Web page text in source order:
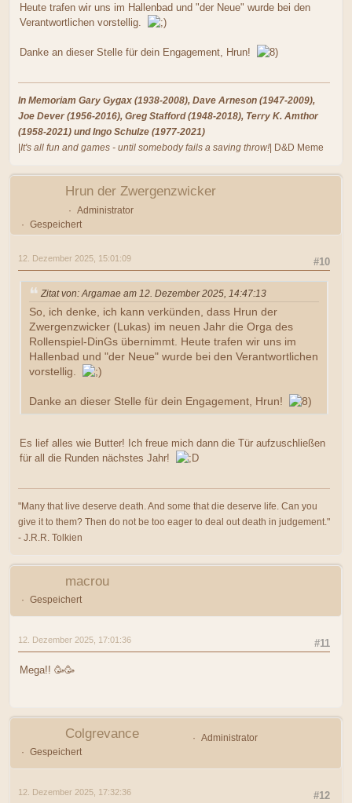
Heute trafen wir uns im Hallenbad und "der Neue" wurde bei den
Verantwortlichen vorstellig.
Danke an dieser Stelle für dein Engagement, Hrun!
In Memoriam Gary Gygax (1938-2008), Dave Arneson (1947-2009),
Joe Dever (1956-2016), Greg Stafford (1948-2018), Terry K. Amthor
(1958-2021) und Ingo Schulze (1977-2021)
|It's all fun and games - until somebody fails a saving throw!| D&D Meme
Hrun der Zwergenzwicker
Administrator
Gespeichert
#10
12. Dezember 2025, 15:01:09
Zitat von: Argamae am 12. Dezember 2025, 14:47:13
So, ich denke, ich kann verkünden, dass Hrun der
Zwergenzwicker (Lukas) im neuen Jahr die Orga des
Rollenspiel-DinGs übernimmt. Heute trafen wir uns im
Hallenbad und "der Neue" wurde bei den Verantwortlichen
vorstellig.
Danke an dieser Stelle für dein Engagement, Hrun!
Es lief alles wie Butter! Ich freue mich dann die Tür aufzuschließen
für all die Runden nächstes Jahr!
"Many that live deserve death. And some that die deserve life. Can you
give it to them? Then do not be too eager to deal out death in judgement."
- J.R.R. Tolkien
macrou
Gespeichert
#11
12. Dezember 2025, 17:01:36
Mega!! 🥳🥳
Colgrevance
Administrator
Gespeichert
#12
12. Dezember 2025, 17:32:36